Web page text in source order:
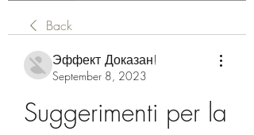
Back
Эффект Доказан!
September 8, 2023
Suggerimenti per la